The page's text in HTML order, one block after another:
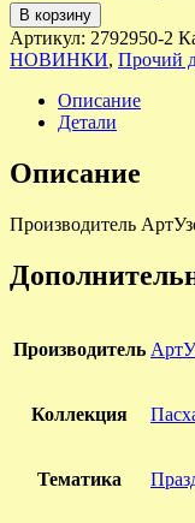
В корзину
Артикул: 2792950-2
НОВИНКИ, Прочий
Описание
Детали
Описание
Производитель
Производитель
Коллекция
Тематика